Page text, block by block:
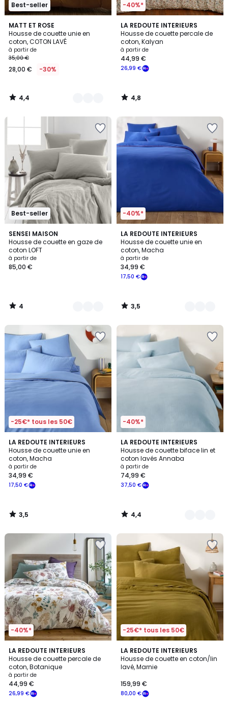
Best-seller
MATT ET ROSE
Housse de couette unie en
coton, COTON LAVÉ
à partir de
35,00 €
28,00 € -30%
4,4
/ 5
12
Couleurs
4,4
/
-40%*
LA REDOUTE INTERIEURS
Housse de couette percale de
coton, Kalyan
à partir de
26,99 €
44,99 €
4,8
/ 5
4,8
/
Best-seller
SENSEI MAISON
Housse de couette en gaze de
coton LOFT
à partir de
85,00 €
4
/
5
15
Couleurs
4
/
-40%*
LA REDOUTE INTERIEURS
Housse de couette unie en
coton, Macha
à partir de
17,50 €
34,99 €
3,5
/ 5
7
Couleurs
3,5
/
-25€* tous les 50€
LA REDOUTE INTERIEURS
Housse de couette unie en
coton, Macha
à partir de
17,50 €
34,99 €
3,5
/ 5
3,5
/
-40%*
LA REDOUTE INTERIEURS
Housse de couette biface lin et
coton lavés Annaba
à partir de
37,50 €
74,99 €
4,4
/ 5
8
Couleurs
4,4
/
-40%*
LA REDOUTE INTERIEURS
Housse de couette percale de
coton, Botanique
à partir de
26,99 €
44,99 €
4,5
/ 5
-25€* tous les 50€
LA REDOUTE INTERIEURS
Housse de couette en coton/lin
lavé, Marnie
80,00 €
159,99 €
4,5
/ 5